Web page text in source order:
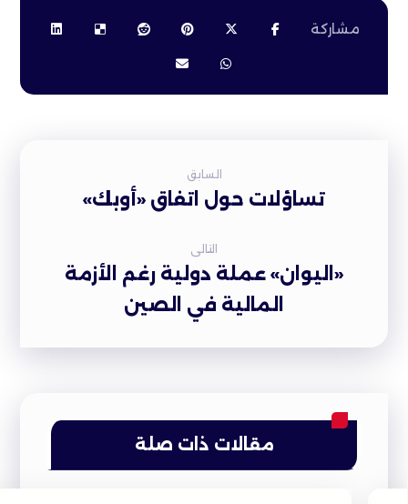
السابق
تساؤلات حول اتفاق «أوبك»
التالى
«اليوان» عملة دولية رغم الأزمة
المالية في الصين
مقالات ذات صلة